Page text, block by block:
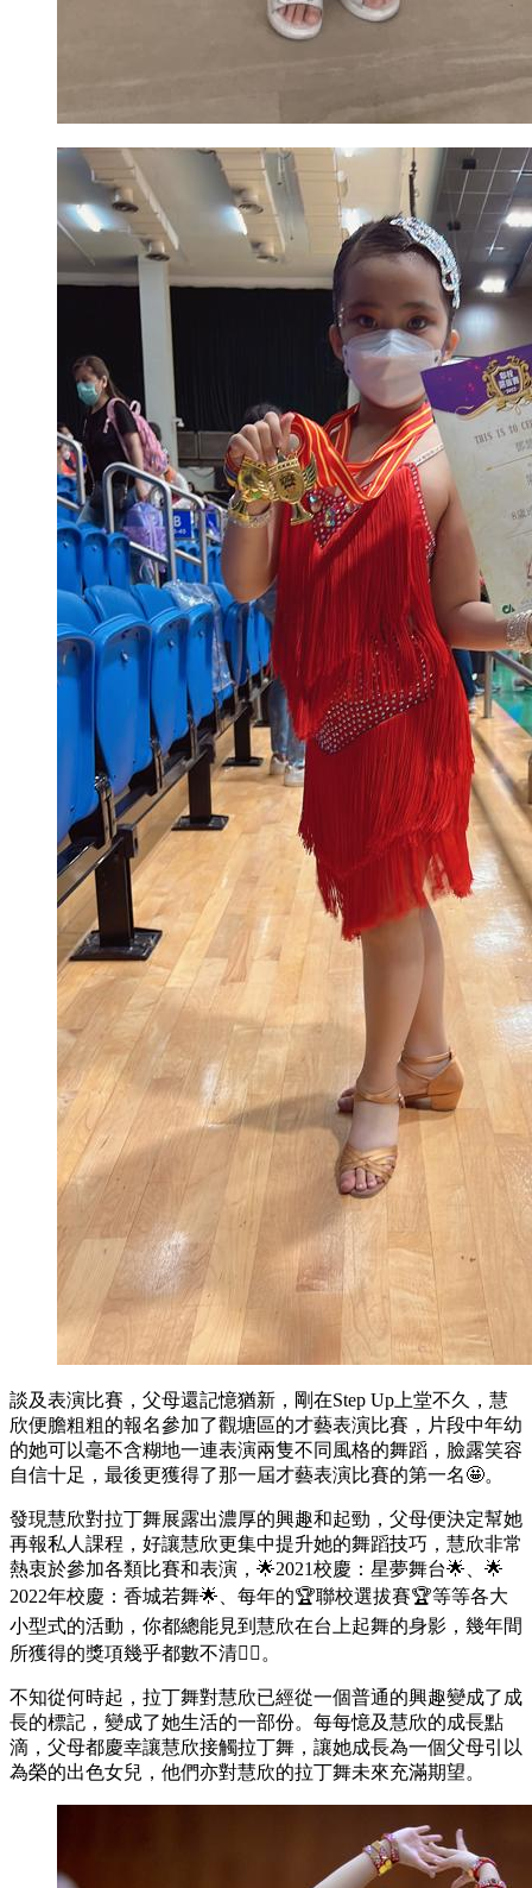
談及表演比賽，父母還記憶猶新，剛在Step Up上堂不久，慧
欣便膽粗粗的報名參加了觀塘區的才藝表演比賽，片段中年幼
的她可以毫不含糊地一連表演兩隻不同風格的舞蹈，臉露笑容
自信十足，最後更獲得了那一屆才藝表演比賽的第一名🤩。
發現慧欣對拉丁舞展露出濃厚的興趣和起勁，父母便決定幫她
再報私人課程，好讓慧欣更集中提升她的舞蹈技巧，慧欣非常
熱衷於參加各類比賽和表演，🌟2021校慶：星夢舞台🌟、🌟
2022年校慶：香城若舞🌟、每年的🏆聯校選拔賽🏆等等各大
小型式的活動，你都總能見到慧欣在台上起舞的身影，幾年間
所獲得的獎項幾乎都數不清👍🏻。
不知從何時起，拉丁舞對慧欣已經從一個普通的興趣變成了成
長的標記，變成了她生活的一部份。每每憶及慧欣的成長點
滴，父母都慶幸讓慧欣接觸拉丁舞，讓她成長為一個父母引以
為榮的出色女兒，他們亦對慧欣的拉丁舞未來充滿期望。